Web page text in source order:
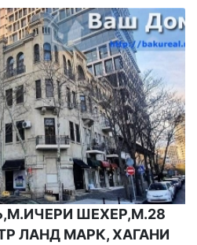
ШЕХЕР,М.28
ЛАНД МАРК, ХАГАНИ